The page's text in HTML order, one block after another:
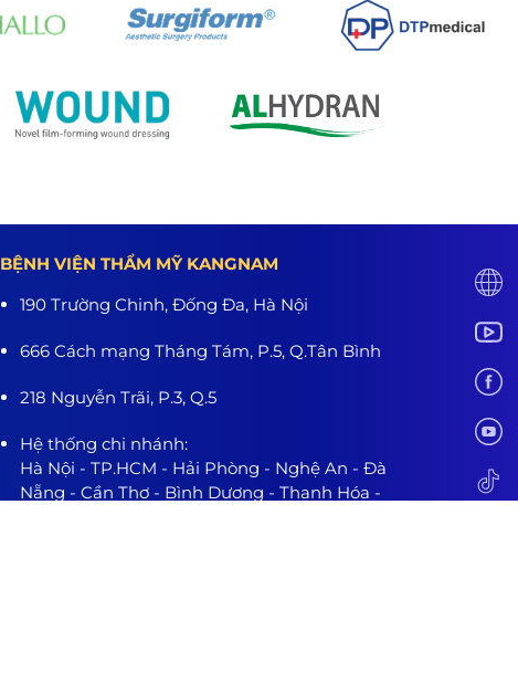
BỆNH VIỆN THẨM MỸ KANGNAM
190 Trường Chinh, Đống Đa, Hà Nội
666 Cách mạng Tháng Tám, P.5, Q.Tân Bình
218 Nguyễn Trãi, P.3, Q.5
Hệ thống chi nhánh:
Hà Nội - TP.HCM - Hải Phòng - Nghệ An - Đà
Nẵng - Cần Thơ - Bình Dương - Thanh Hóa -